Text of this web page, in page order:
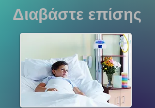
Διαβάστε επίσης